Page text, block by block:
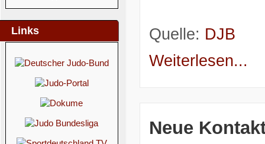
Links Quelle: DJB
Weiterlesen...
Neue